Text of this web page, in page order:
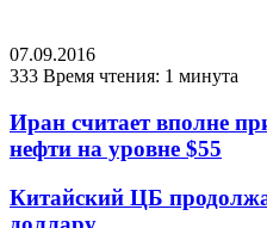
07.09.2016
333 Время чтения: 1 минута
Иран считает вполне
нефти на уровне $55
Китайский ЦБ